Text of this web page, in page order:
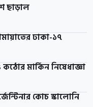
ছাড়াল
ঢাকা-১৭
মার্কিন নিষেধাজ্ঞা
কোচ স্কালোনি